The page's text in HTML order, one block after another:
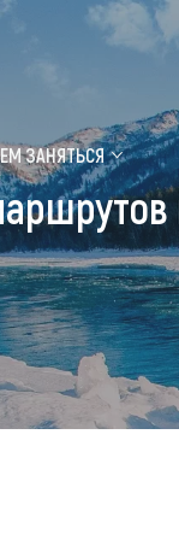
Где
Топ
ЗАНЯТЬСЯ